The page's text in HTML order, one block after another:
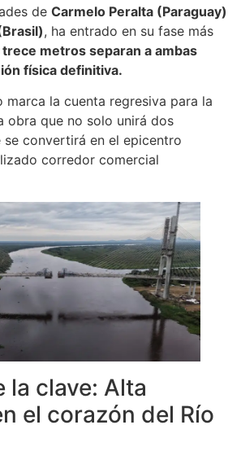
de Carmelo Peralta (Paraguay)
, ha entrado en su fase más
metros separan a ambas
física definitiva.
marca la cuenta regresiva para la
obra que no solo unirá dos
convertirá en el epicentro
corredor comercial
la clave: Alta
el corazón del Río